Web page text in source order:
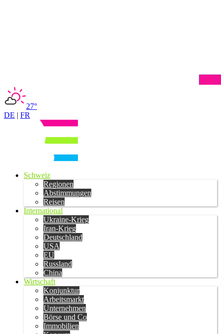
27°
DE | FR
Schweiz
Regionen
Abstimmungen
Reisen
International
Ukraine-Krieg
Iran-Krieg
Deutschland
USA
EU
Russland
China
Wirtschaft
Konjunktur
Arbeitsmarkt
Unternehmen
Börse und Co
Immobilien